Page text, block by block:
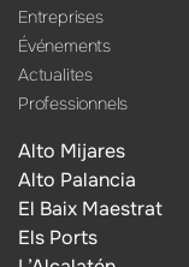
Entreprises
Événements
Actualites
Professionnels
Alto Mijares
Alto Palancia
El Baix Maestrat
Els Ports